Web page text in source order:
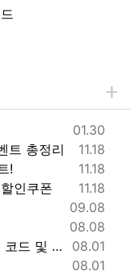
등록일
01.30
등록일
11.18
트 총정리
등록일
11.18
!
등록일
11.18
인쿠폰
등록일
09.08
등록일
08.08
등록일
08.01
호텔스닷컴 할인쿠폰 8월 (단독제휴 코드 및 링크)
등록일
08.01